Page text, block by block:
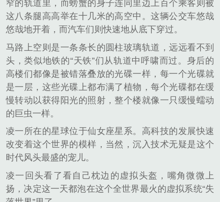
窄的轨道里，而螃蟹的身子连同里边上百个乘客则被
这八条腿高高举在十几米的高空中。这辆公交车悠哉
悠哉地开着，而汽车们则快速地从底下穿过。
马路上空则是一条条长的圆柱玻璃轨道，远远看不到
头，类似地铁的“天铁”们从轨道中呼啸而过。身后的
高楼们都像是被错落叠放的光碟一样，每一个光碟就
是一层，这些光碟上都布满了植物，每个光碟都在缓
慢转动以获得阳光的照射，整个楼就像一只缓慢蠕动
的巨虫一样。
凌一所在的星球位于仙女座星系。高科技的发展快速
改变着这个世界的模样，当然，沉入技术无疑是这个
时代风头最盛的宠儿。
凌一回头看了看自己枕边的虚拟头盔，嘴角微微上
扬，决定这一天都泡在这个全世界最火的虚拟系统“失